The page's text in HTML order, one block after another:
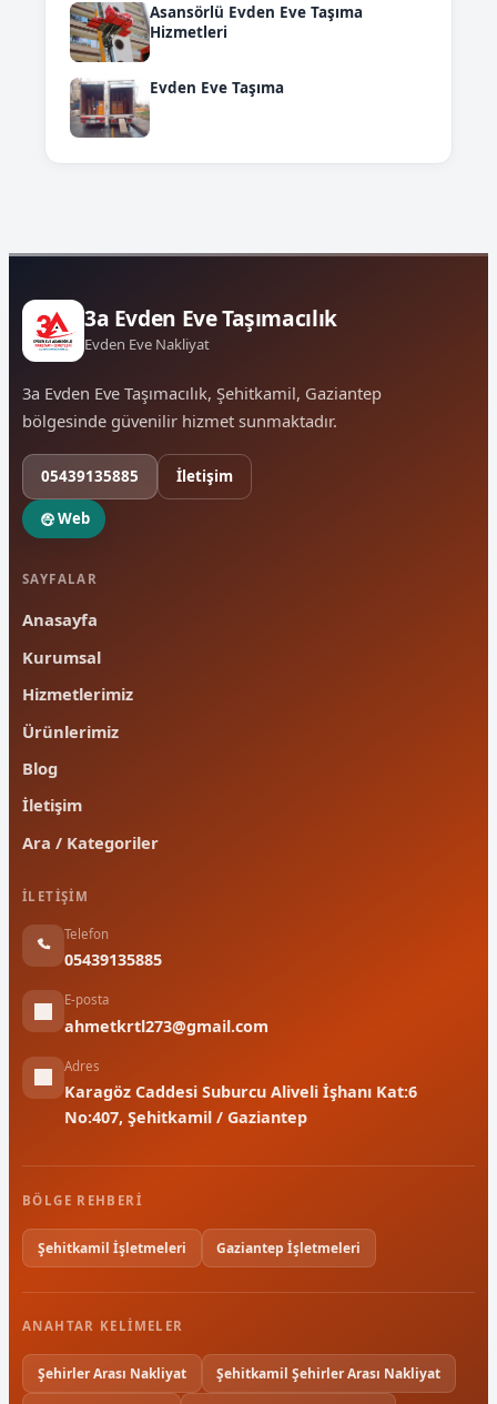
Asansörlü Evden Eve Taşıma
Hizmetleri
Evden Eve Taşıma
3a Evden Eve Taşımacılık
Evden Eve Nakliyat
3a Evden Eve Taşımacılık, Şehitkamil, Gaziantep
bölgesinde güvenilir hizmet sunmaktadır.
05439135885 İletişim
Web
SAYFALAR
Anasayfa
Kurumsal
Hizmetlerimiz
Ürünlerimiz
Blog
İletişim
Ara / Kategoriler
İLETIŞIM
Telefon
05439135885
E-posta
ahmetkrtl273@gmail.com
Adres
Karagöz Caddesi Suburcu Aliveli İşhanı Kat:6
No:407, Şehitkamil / Gaziantep
BÖLGE REHBERI
Şehitkamil İşletmeleri Gaziantep İşletmeleri
ANAHTAR KELIMELER
Şehirler Arası Nakliyat Şehitkamil Şehirler Arası Nakliyat